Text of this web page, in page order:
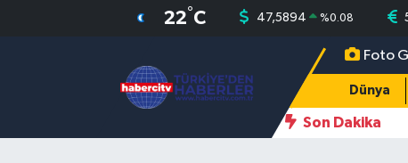
22°C 47,5894 %0.08
Foto
Dünya
Son Dakika
Nöbetçi Eczaneler
Hava Durumu